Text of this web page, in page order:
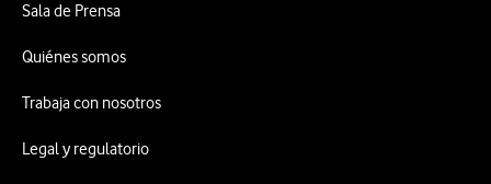
Sala de Prensa
Quiénes somos
Trabaja con nosotros
Legal y regulatorio